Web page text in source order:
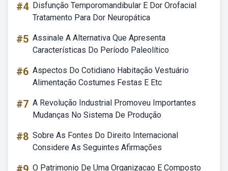
#4 Disfunção Temporomandibular E Dor Orofacial
Tratamento Para Dor Neuropática
#5 Assinale A Alternativa Que Apresenta
Características Do Período Paleolítico
#6 Aspectos Do Cotidiano Habitação Vestuário
Alimentação Costumes Festas E Etc
#7 A Revolução Industrial Promoveu Importantes
Mudanças No Sistema De Produção
#8 Sobre As Fontes Do Direito Internacional
Considere As Seguintes Afirmações
O Patrimonio De Uma Organizacao E Composto